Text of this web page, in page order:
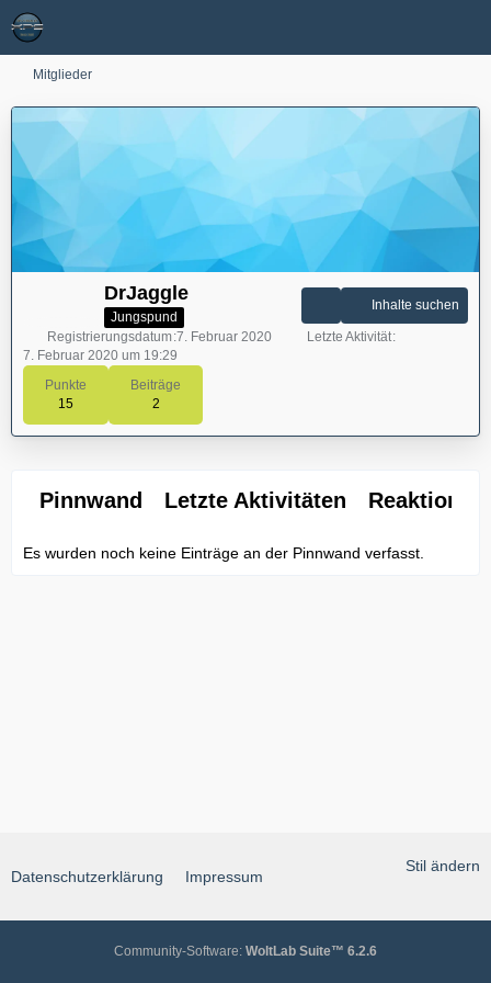
Mitglieder
DrJaggle
Jungspund
Punkte
15
Beiträge
2
Inhalte suchen
Registrierungsdatum 7. Februar 2020
Letzte Aktivität
7. Februar 2020 um 19:29
Pinnwand Letzte Aktivitäten Reaktionen
Es wurden noch keine Einträge an der Pinnwand verfasst.
Stil ändern
Datenschutzerklärung Impressum
Community-Software: WoltLab Suite™ 6.2.6